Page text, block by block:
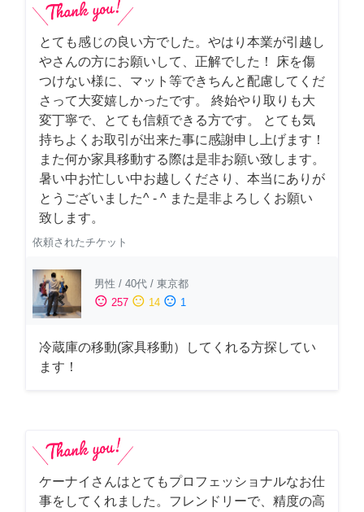
とても感じの良い方でした。やはり本業が引越し
やさんの方にお願いして、正解でした！ 床を傷
つけない様に、マット等できちんと配慮してくだ
さって大変嬉しかったです。 終始やり取りも大
変丁寧で、とても信頼できる方です。 とても気
持ちよくお取引が出来た事に感謝申し上げます！
また何か家具移動する際は是非お願い致します。
暑い中お忙しい中お越しくださり、本当にありが
とうございました^ - ^ また是非よろしくお願い
致します。
依頼されたチケット
男性 / 40代 / 東京都
sentiment_satisfied 257 sentiment_neutral 14 sentiment_dissatisfied 1
冷蔵庫の移動(家具移動）してくれる方探してい
ます！
ケーナイさんはとてもプロフェッショナルなお仕
事をしてくれました。フレンドリーで、精度の高